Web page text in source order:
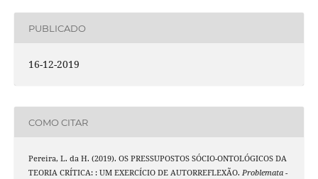
PUBLICADO
16-12-2019
COMO CITAR
Pereira, L. da H. (2019). OS PRESSUPOSTOS SÓCIO-ONTOLÓGICOS DA
TEORIA CRÍTICA: : UM EXERCÍCIO DE AUTORREFLEXÃO. Problemata -